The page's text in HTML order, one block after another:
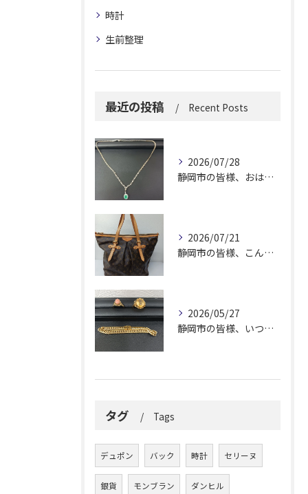
時計
生前整理
最近の投稿 Recent Posts
2026/07/28
静岡市の皆様、おはようございます。
2026/07/21
静岡市の皆様、こんにちは！
2026/05/27
静岡市の皆様、いつも大変お世話になっております。
タグ Tags
デュポン バック 時計 セリーヌ
銀貨 モンブラン ダンヒル